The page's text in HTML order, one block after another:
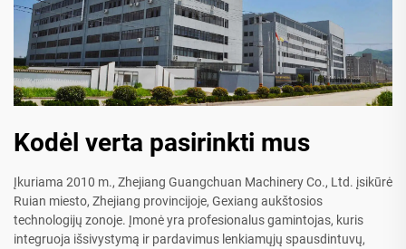
Kodėl verta pasirinkti mus
Įkuriama 2010 m., Zhejiang Guangchuan Machinery Co., Ltd. įsikūrė
Ruian miesto, Zhejiang provincijoje, Gexiang aukštosios
technologijų zonoje. Įmonė yra profesionalus gamintojas, kuris
integruoja išsivystymą ir pardavimus lenkiamųjų spausdintuvų,